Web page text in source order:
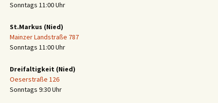
Sonntags 11:00 Uhr
St.Markus (Nied)
Mainzer Landstraße 787
Sonntags 11:00 Uhr
Dreifaltigkeit (Nied)
Oeserstraße 126
Sonntags 9:30 Uhr